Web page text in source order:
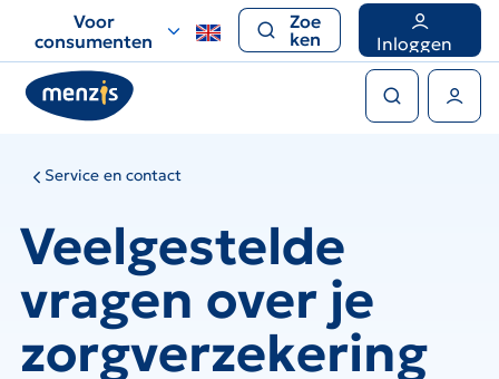
voor
snelle
navigatie
Voor
consumenten
Zoe
ken
Inloggen
Service en contact
Veelgestelde
vragen over je
zorgverzekering